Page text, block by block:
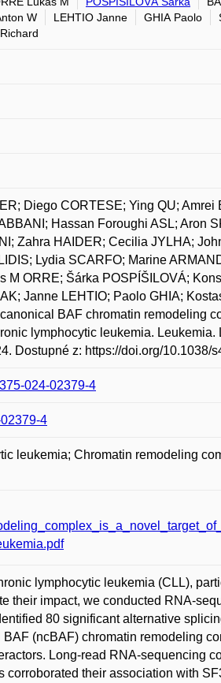
W LEHTIO Janne GHIA Paolo
Diego CORTESE; Ying QU;
Hassan Foroughi ASL; Aron
Zahra HAIDER; Cecilia JYLHA;
Lydia SCARFO; Marine
M ORRE; Šárka POSPÍŠILOVÁ;
Janne LEHTIO; Paolo GHIA;
BAF chromatin remodeling
lymphocytic leukemia.
Dostupné z: https://doi.org/10.1038/
024-02379-4
4
leukemia; Chromatin remodeling
lymphocytic leukemia (CLL),
their impact, we conducted RNA-
80 significant alternative
(ncBAF) chromatin remodeling
Long-read RNA-sequencing
corroborated their association with